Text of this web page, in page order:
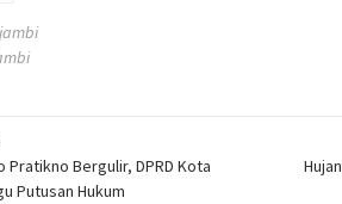
Pratikno Bergulir, DPRD Kota
Putusan Hukum